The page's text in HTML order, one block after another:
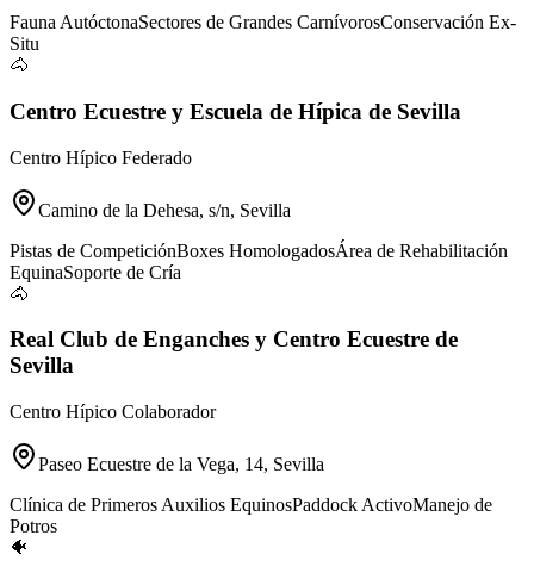
Fauna AutóctonaSectores de Grandes CarnívorosConservación Ex-
Situ
🐴
Centro Ecuestre y Escuela de Hípica de Sevilla
Centro Hípico Federado
Camino de la Dehesa, s/n, Sevilla
Pistas de CompeticiónBoxes HomologadosÁrea de Rehabilitación
EquinaSoporte de Cría
🐴
Real Club de Enganches y Centro Ecuestre de
Sevilla
Centro Hípico Colaborador
Paseo Ecuestre de la Vega, 14, Sevilla
Clínica de Primeros Auxilios EquinosPaddock ActivoManejo de
Potros
🐠